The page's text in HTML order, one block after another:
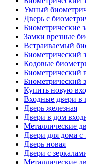
Умный
Дверь с
Биометрические
Замки врезные
Встраиваемый
Биометрический
Кодовые
Биометрический
Биометрический
Купить новую
Входные двери в
Дверь железная
Двери в дом
Металлические
Двери для дома с
Дверь новая
Двери с
Металлические